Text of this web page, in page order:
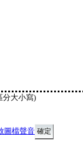
分大小寫)
圖檔聲音